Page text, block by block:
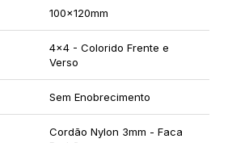
100x120mm
4x4 - Colorido Frente e
Verso
Sem Enobrecimento
Cordão Nylon 3mm - Faca